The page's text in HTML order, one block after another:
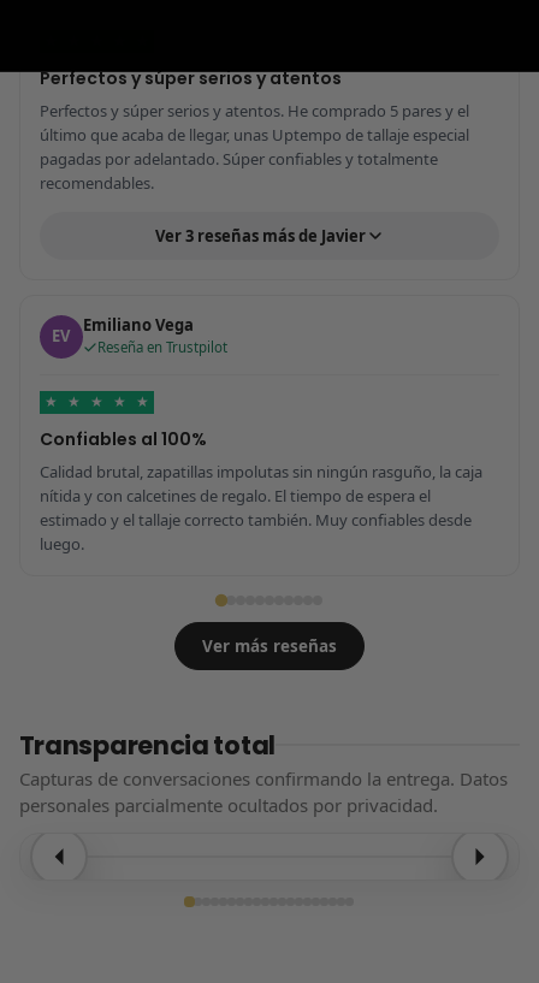
Perfectos y súper serios y atentos
Perfectos y súper serios y atentos. He comprado 5 pares y el
último que acaba de llegar, unas Uptempo de tallaje especial
pagadas por adelantado. Súper confiables y totalmente
recomendables.
Ver 3 reseñas más de Javier
EV Emiliano Vega
Reseña en Trustpilot
★ ★ ★ ★ ★
Confiables al 100%
Calidad brutal, zapatillas impolutas sin ningún rasguño, la caja
nítida y con calcetines de regalo. El tiempo de espera el
estimado y el tallaje correcto también. Muy confiables desde
luego.
Ver más reseñas
Transparencia total
Capturas de conversaciones confirmando la entrega. Datos
personales parcialmente ocultados por privacidad.